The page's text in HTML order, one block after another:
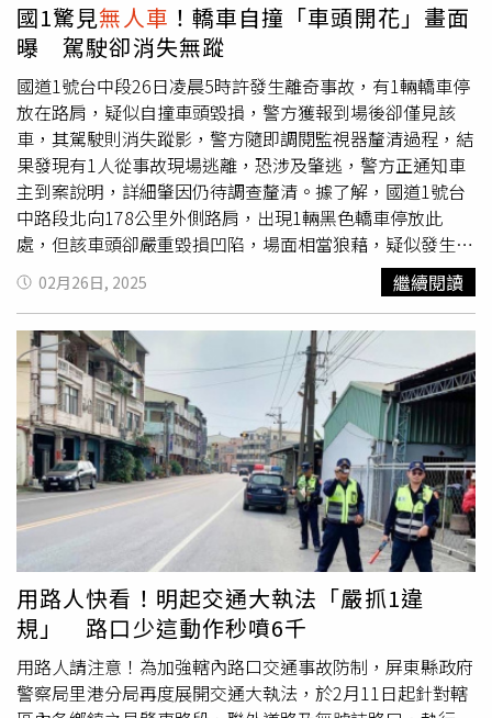
國1驚見無人車 ！轎車自撞「車頭開花」畫面
曝 駕駛卻消失無蹤
國道1號台中段26日凌晨5時許發生離奇事故，有1輛轎車停
放在路肩，疑似自撞車頭毀損，警方獲報到場後卻僅見該
車，其駕駛則消失蹤影，警方隨即調閱監視器釐清過程，結
果發現有1人從事故現場逃離，恐涉及肇逃，警方正通知車
主到案說明，詳細肇因仍待調查釐清。據了解，國道1號台
中路段北向178公里外側路肩，出現1輛黑色轎車停放此
處，但該車頭卻嚴重毀損凹陷，場面相當狼藉，疑似發生自
撞事故，且駕駛還迅速逃離現場不知去向。警方表示，國道
公路警察局第三公路警察大隊，清晨5時33分獲報發生自撞
事故，警方迅速趕抵事故地點，但車上卻空無一人，警方已
透過監視器還原事發過程，且發現有1人離開現場，警方目
前已通知車主到案說明釐清案情。警方說明，後續駕駛將依
違反《道路交通管理處罰條例》第62條，可處1000元以上
3000元以下罰鍰，逃逸者，並吊扣其駕駛執照1至3個月，
詳細肇因仍待交通大隊進一步調查釐清。
02月26日, 2025 繼續閱讀
用路人快看！明起交通大執法「嚴抓1違
規」 路口少這動作秒噴6千
用路人請注意！為加強轄內路口交通事故防制，屏東縣政府
警察局里港分局再度展開交通大執法，於2月11日起針對轄